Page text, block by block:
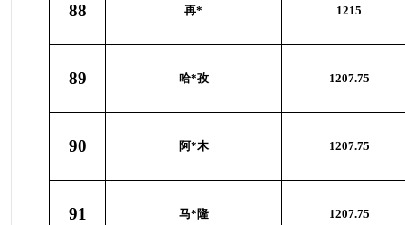
88 再* 1215
89 哈*孜 1207.75
90 阿*木 1207.75
91 马*隆 1207.75